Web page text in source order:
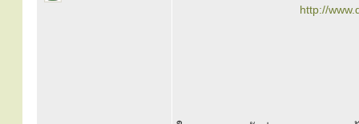
http://